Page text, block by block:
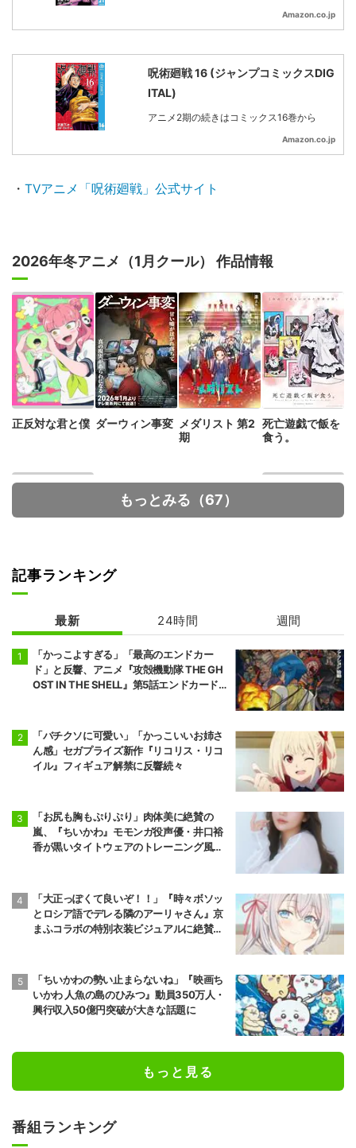
Amazon.co.jp
呪術廻戦 16 (ジャンプコミックスDIG
ITAL)
アニメ2期の続きはコミックス16巻から
Amazon.co.jp
・ TVアニメ「呪術廻戦」公式サイト
2026年冬アニメ（1月クール） 作品情報
正反対な君と僕 ダーウィン事変 メダリスト 第2
期
死亡遊戯で飯を
食う。
ゴンの卵だった
ワくない
もっとみる（67）
記事ランキング
最新 24時間 週間
「かっこよすぎる」「最高のエンドカー
ド」と反響、アニメ『攻殻機動隊 THE GH
OST IN THE SHELL』第5話エンドカード公
「バチクソに可愛い」「かっこいいお姉さ
ん感」セガプライズ新作『リコリス・リコ
イル』フィギュア解禁に反響続々
「お尻も胸もぷりぷり」肉体美に絶賛の
嵐、『ちいかわ』モモンガ役声優・井口裕
香が黒いタイトウェアのトレーニング風景
「大正っぽくて良いぞ！！」『時々ボソッ
とロシア語でデレる隣のアーリャさん』京
まふコラボの特別衣装ビジュアルに絶賛の
「ちいかわの勢い止まらないね」『映画ち
いかわ 人魚の島のひみつ』動員350万人・
興行収入50億円突破が大きな話題に
もっと見る
番組ランキング